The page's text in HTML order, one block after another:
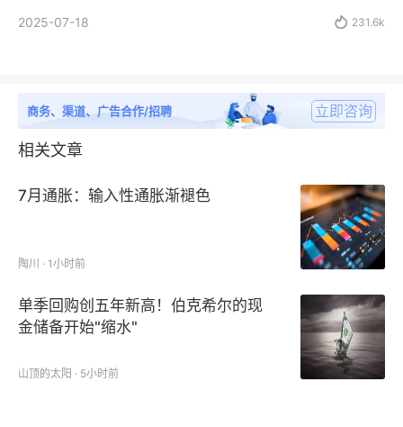
2025-07-18  231.6k
商务、渠道、广告合作/招聘 立即咨询
相关文章
7月通胀：输入性通胀渐褪色
陶川 · 1小时前
单季回购创五年新高！伯克希尔的现
金储备开始"缩水"
山顶的太阳 · 5小时前